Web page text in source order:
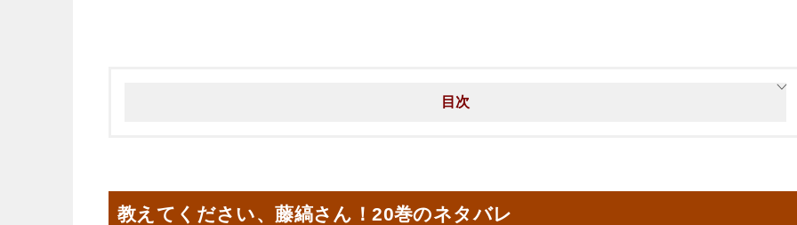
目次
教えてください、藤縞さん！20巻のネタバレ